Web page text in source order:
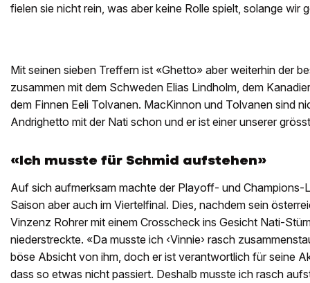
fielen sie nicht rein, was aber keine Rolle spielt, solange wir
Mit seinen sieben Treffern ist «Ghetto» aber weiterhin der
zusammen mit dem Schweden Elias Lindholm, dem
dem Finnen Eeli Tolvanen. MacKinnon und Tolvanen sind
Andrighetto mit der Nati schon und er ist einer unserer
«Ich musste für Schmid aufstehen»
Auf sich aufmerksam machte der Playoff- und Champions-
Saison aber auch im Viertelfinal. Dies, nachdem sein
Vinzenz Rohrer mit einem Crosscheck ins Gesicht Nati-
niederstreckte. «Da musste ich ‹Vinnie› rasch
böse Absicht von ihm, doch er ist verantwortlich für seine
dass so etwas nicht passiert. Deshalb musste ich rasch